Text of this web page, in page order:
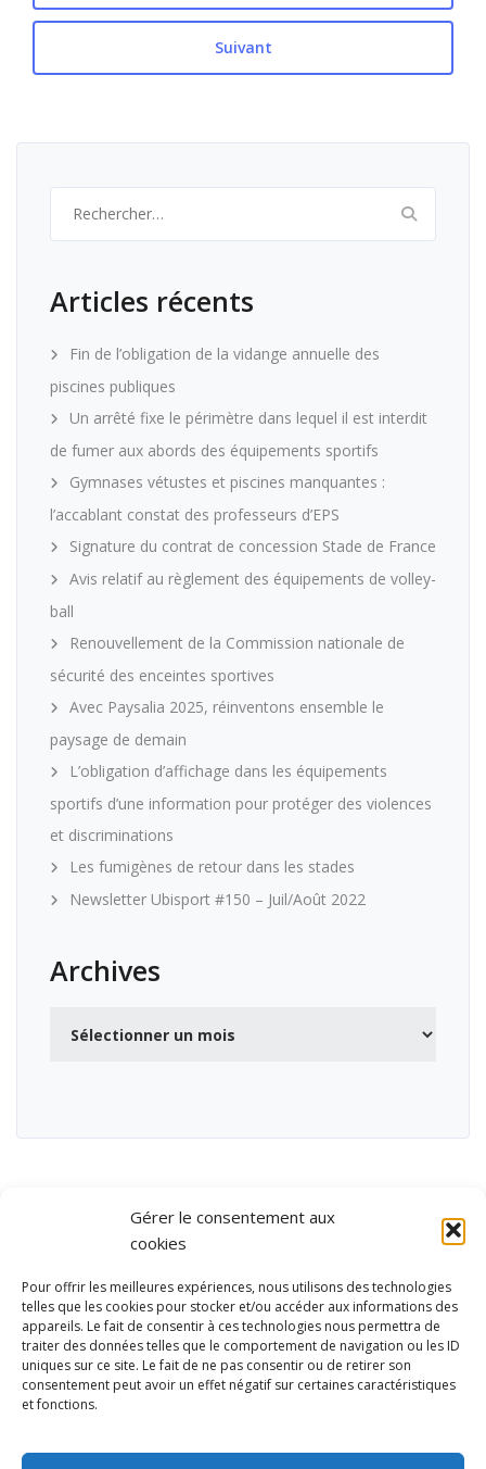
Gérer le consentement aux
cookies
Pour offrir les meilleures expériences, nous utilisons des technologies
telles que les cookies pour stocker et/ou accéder aux informations des
appareils. Le fait de consentir à ces technologies nous permettra de
traiter des données telles que le comportement de navigation ou les ID
uniques sur ce site. Le fait de ne pas consentir ou de retirer son
consentement peut avoir un effet négatif sur certaines caractéristiques
et fonctions.
Suivant
Articles récents
Fin de l’obligation de la vidange annuelle des
piscines publiques
Un arrêté fixe le périmètre dans lequel il est interdit
de fumer aux abords des équipements sportifs
Gymnases vétustes et piscines manquantes :
l’accablant constat des professeurs d’EPS
Signature du contrat de concession Stade de France
Avis relatif au règlement des équipements de volley-
ball
Renouvellement de la Commission nationale de
sécurité des enceintes sportives
Avec Paysalia 2025, réinventons ensemble le
paysage de demain
L’obligation d’affichage dans les équipements
sportifs d’une information pour protéger des violences
et discriminations
Les fumigènes de retour dans les stades
Newsletter Ubisport #150 – Juil/Août 2022
Archives
et de loisirs